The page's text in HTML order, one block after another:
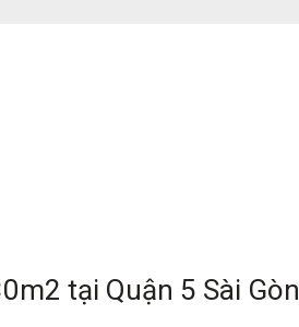
tại Quận 5 Sài Gòn